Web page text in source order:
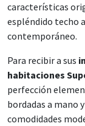
características
espléndido techo
contemporáneo.
Para recibir a sus
habitaciones
perfección
bordadas a mano
comodidades